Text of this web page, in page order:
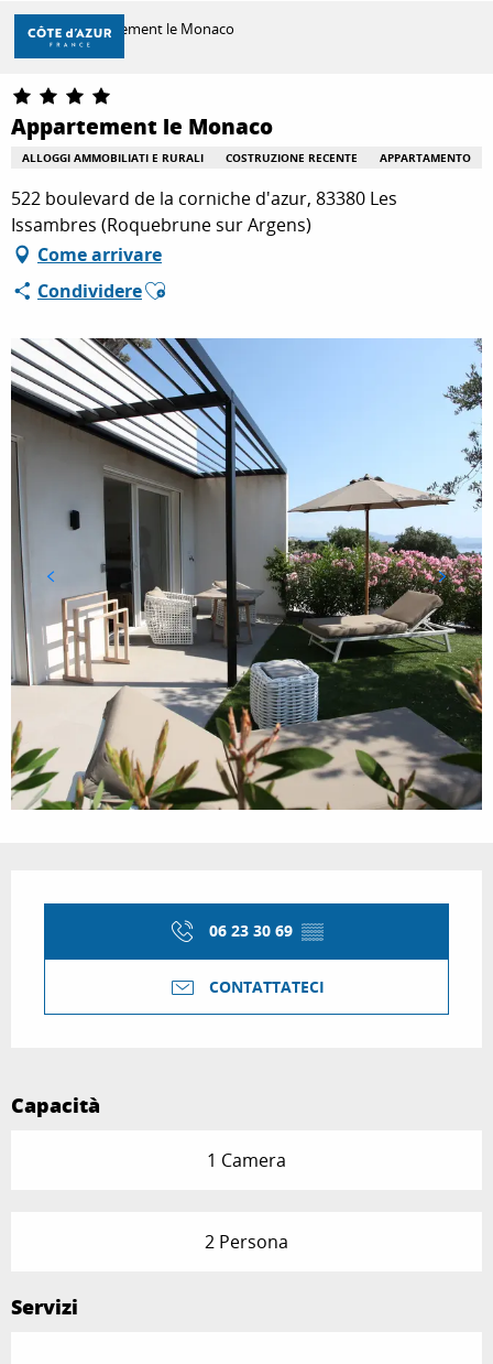
Aller
contenu
principal
SCOPRIRE
PER FARE
SOGGIORNO
Casa Appartement le Monaco
Appartement le Monaco
ALLOGGI AMMOBILIATI E RURALI COSTRUZIONE RECENTE APPARTAMENTO
522 boulevard de la corniche d'azur, 83380 Les
Issambres (Roquebrune sur Argens)
Come arrivare
CondividereAjouter aux favoris
06 23 30 69 ▒▒
CONTATTATECI
Capacità
1 Camera
2 Persona
Servizi